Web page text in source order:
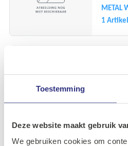
Toestemming
Deze website maakt gebruik
We gebruiken cookies om
METAL
1